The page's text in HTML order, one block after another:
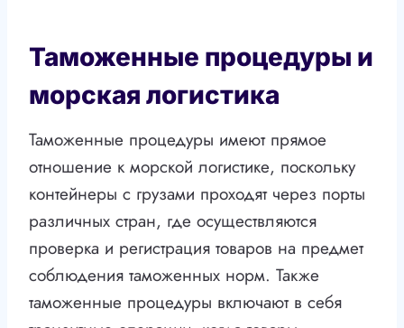
Таможенные процедуры и
морская логистика
Таможенные процедуры имеют прямое
отношение к морской логистике, поскольку
контейнеры с грузами проходят через порты
различных стран, где осуществляются
проверка и регистрация товаров на предмет
соблюдения таможенных норм. Также
таможенные процедуры включают в себя